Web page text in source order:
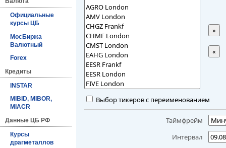
Официальные
курсы ЦБ
МосБиржа
Валютный
Forex
Кредиты
INSTAR
MIBID, MIBOR,
MIACR
Данные ЦБ РФ
Курсы
драгметаллов
»
«
Выбор тикеров с переименованием
Таймфрейм
Интервал